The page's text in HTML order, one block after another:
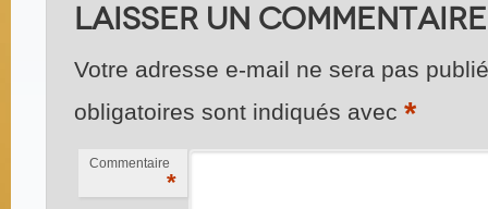
Laisser un commentaire
Votre adresse e-mail ne sera pas
obligatoires sont indiqués avec *
Commentaire
*